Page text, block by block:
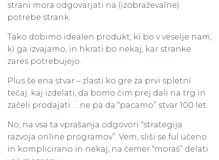
strani mora odgovarjati na (izobraževalne)
potrebe strank.
Tako dobimo idealen produkt, ki bo v veselje nam,
ki ga izvajamo, in hkrati bo nekaj, kar stranke
zares potrebujejo.
Plus še ena stvar – zlasti ko gre za prvi spletni
tečaj: kaj izdelati, da bomo čim prej dali na trg in
začeli prodajati … ne pa da “pacamo” stvar 100 let.
No, na vsa ta vprašanja odgovori “strategija
razvoja online programov”. Vem, sliši se ful učeno
in komplicirano in nekaj, na čemer “moraš” delati